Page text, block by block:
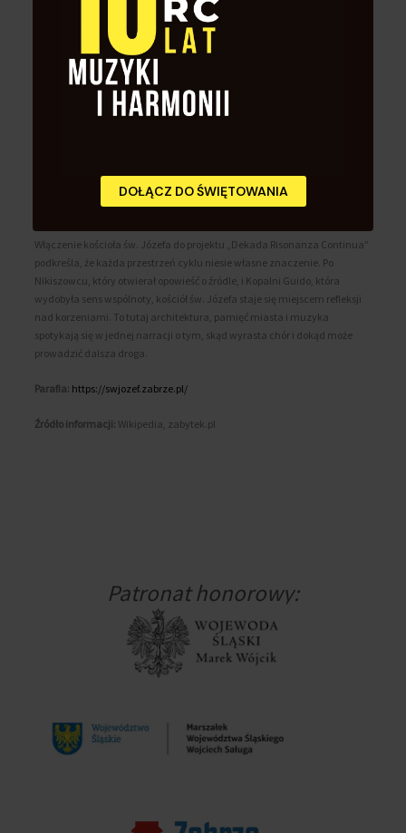
DOŁĄCZ DO ŚWIĘTOWANIA
lokalną historię z uniwersalnym doświadczeniem wspólnoty. Jego
architektura mówi o fundamencie, drodze i przekraczaniu kolejnych
progów. Właśnie dlatego dobrze odpowiada idei spotkania Risonanza
Continua i Resonans con tutti, dwóch zespołów połączonych wspólną
historią, nauczycielami i zabrzańską tradycją chóralną.
Koncert „Korzenie” w tej przestrzeni staje się czymś więcej niż
dojrzewaniu i wdzięczności wobec tych, którzy budowali zabrzańskie
środowisko chóralne przez lata.
Włączenie kościoła św. Józefa do projektu „Dekada Risonanza Continua”
podkreśla, że każda przestrzeń cyklu niesie własne znaczenie. Po
Nikiszowcu, który otwierał opowieść o źródle, i Kopalni Guido, która
wydobyła sens wspólnoty, kościół św. Józefa staje się miejscem refleksji
nad korzeniami. To tutaj architektura, pamięć miasta i muzyka
spotykają się w jednej narracji o tym, skąd wyrasta chór i dokąd może
prowadzić dalsza droga.
Parafia: https://swjozef.zabrze.pl/
Źródło informacji: Wikipedia, zabytek.pl
Patronat honorowy: